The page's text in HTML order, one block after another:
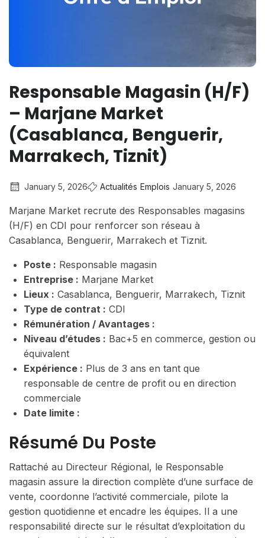
Responsable Magasin (H/F)
– Marjane Market
(Casablanca, Benguerir,
Marrakech, Tiznit)
January 5, 2026 Actualités Emplois January 5, 2026
Marjane Market recrute des Responsables magasins
(H/F) en CDI pour renforcer son réseau à
Casablanca, Benguerir, Marrakech et Tiznit.
Poste : Responsable magasin
Entreprise : Marjane Market
Lieux : Casablanca, Benguerir, Marrakech, Tiznit
Type de contrat : CDI
Rémunération / Avantages :
Niveau d’études : Bac+5 en commerce, gestion ou
équivalent
Expérience : Plus de 3 ans en tant que
responsable de centre de profit ou en direction
commerciale
Date limite :
Résumé Du Poste
Rattaché au Directeur Régional, le Responsable
magasin assure la direction complète d’une surface de
vente, coordonne l’activité commerciale, pilote la
gestion quotidienne et encadre les équipes. Il a une
responsabilité directe sur le résultat d’exploitation du